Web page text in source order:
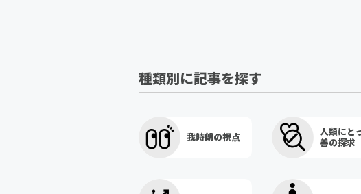
種類別に記事を探す
我時朗の視点
人類にと
善の探求